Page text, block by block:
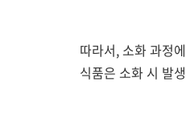
따라서, 소화 과정
식품은 소화 시 발